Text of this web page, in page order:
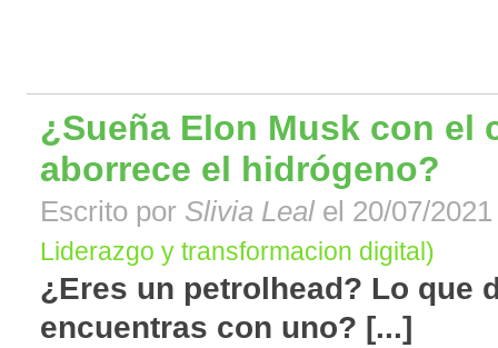
¿Sueña Elon Musk con el
aborrece el hidrógeno?
Escrito por Slivia Leal el 20/07/
Liderazgo y transformacion digital)
¿Eres un petrolhead? Lo que
encuentras con uno? [...]